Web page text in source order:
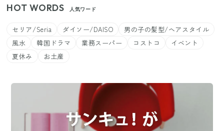
HOT WORDS 人気ワード
セリア/Seria ダイソー/DAISO
男の子の髪型/ヘアスタイル
風水
韓国ドラマ 業務スーパー コストコ
イベント
夏休み
お土産